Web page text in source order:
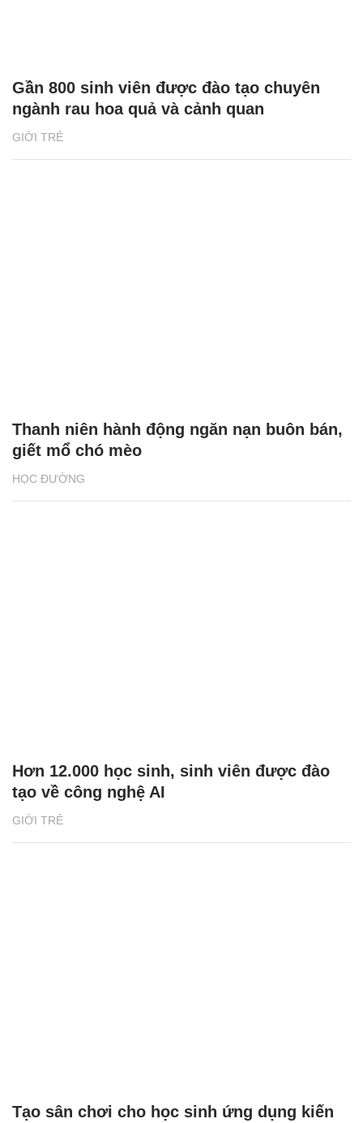
GIỚI TRẺ
Gần 800 sinh viên được đào tạo chuyên
ngành rau hoa quả và cảnh quan
HỌC ĐƯỜNG
Thanh niên hành động ngăn nạn buôn bán,
giết mổ chó mèo
GIỚI TRẺ
Hơn 12.000 học sinh, sinh viên được đào
tạo về công nghệ AI
Tạo sân chơi cho học sinh ứng dụng kiến